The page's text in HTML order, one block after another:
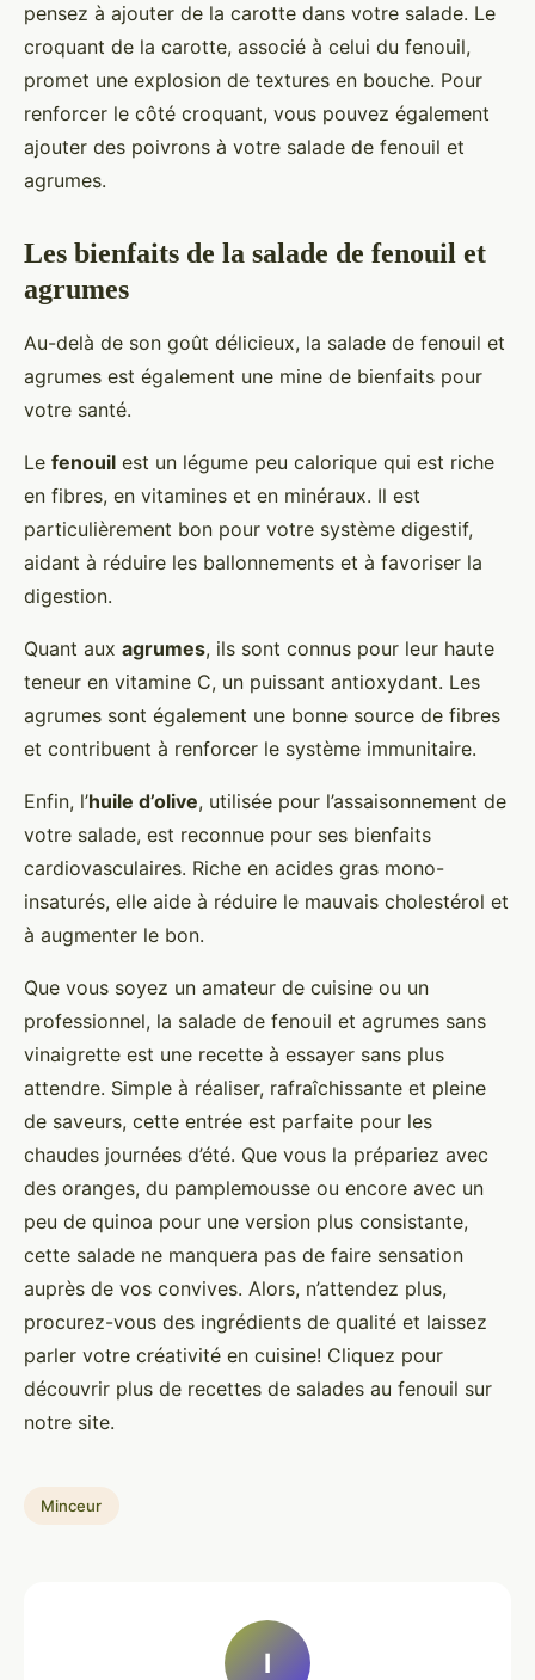
pensez à ajouter de la carotte dans votre salade. Le
croquant de la carotte, associé à celui du fenouil,
promet une explosion de textures en bouche. Pour
renforcer le côté croquant, vous pouvez également
ajouter des poivrons à votre salade de fenouil et
agrumes.
Les bienfaits de la salade de fenouil et
agrumes
Au-delà de son goût délicieux, la salade de fenouil et
agrumes est également une mine de bienfaits pour
votre santé.
Le fenouil est un légume peu calorique qui est riche
en fibres, en vitamines et en minéraux. Il est
particulièrement bon pour votre système digestif,
aidant à réduire les ballonnements et à favoriser la
digestion.
Quant aux agrumes, ils sont connus pour leur haute
teneur en vitamine C, un puissant antioxydant. Les
agrumes sont également une bonne source de fibres
et contribuent à renforcer le système immunitaire.
Enfin, l’huile d’olive, utilisée pour l’assaisonnement de
votre salade, est reconnue pour ses bienfaits
cardiovasculaires. Riche en acides gras mono-
insaturés, elle aide à réduire le mauvais cholestérol et
à augmenter le bon.
Que vous soyez un amateur de cuisine ou un
professionnel, la salade de fenouil et agrumes sans
vinaigrette est une recette à essayer sans plus
attendre. Simple à réaliser, rafraîchissante et pleine
de saveurs, cette entrée est parfaite pour les
chaudes journées d’été. Que vous la prépariez avec
des oranges, du pamplemousse ou encore avec un
peu de quinoa pour une version plus consistante,
cette salade ne manquera pas de faire sensation
auprès de vos convives. Alors, n’attendez plus,
procurez-vous des ingrédients de qualité et laissez
parler votre créativité en cuisine! Cliquez pour
découvrir plus de recettes de salades au fenouil sur
notre site.
Minceur
I